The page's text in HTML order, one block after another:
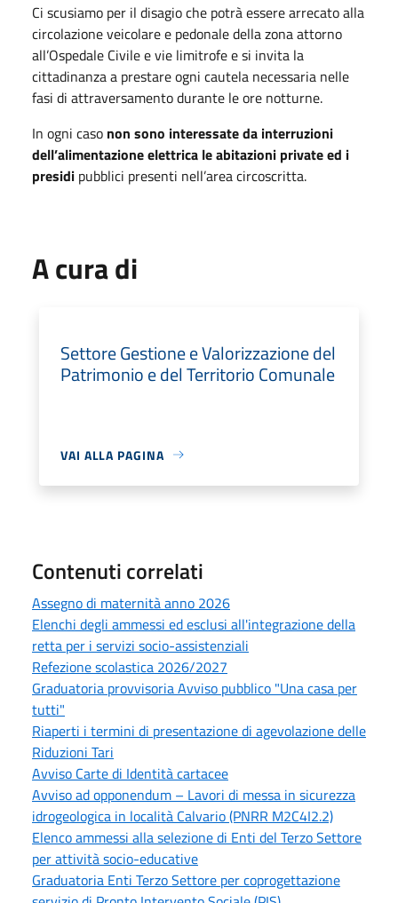
Ci scusiamo per il disagio che potrà essere arrecato alla
circolazione veicolare e pedonale della zona attorno
all’Ospedale Civile e vie limitrofe e si invita la
cittadinanza a prestare ogni cautela necessaria nelle
fasi di attraversamento durante le ore notturne.
In ogni caso non sono interessate da interruzioni
dell’alimentazione elettrica le abitazioni private ed i
presidi pubblici presenti nell’area circoscritta.
A cura di
Settore Gestione e Valorizzazione del
Patrimonio e del Territorio Comunale
VAI ALLA PAGINA
Contenuti correlati
Assegno di maternità anno 2026
Elenchi degli ammessi ed esclusi all'integrazione della
retta per i servizi socio-assistenziali
Refezione scolastica 2026/2027
Graduatoria provvisoria Avviso pubblico "Una casa per
tutti"
Riaperti i termini di presentazione di agevolazione delle
Riduzioni Tari
Avviso Carte di Identità cartacee
Avviso ad opponendum – Lavori di messa in sicurezza
idrogeologica in località Calvario (PNRR M2C4I2.2)
Elenco ammessi alla selezione di Enti del Terzo Settore
per attività socio-educative
Graduatoria Enti Terzo Settore per coprogettazione